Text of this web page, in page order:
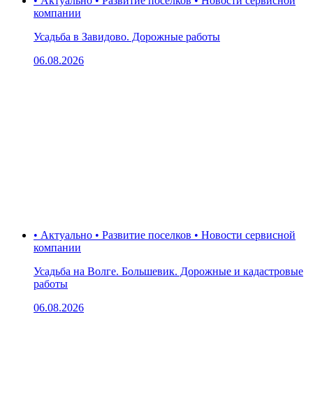
компании
Усадьба в Завидово. Дорожные работы
06.08.2026
• Актуально • Развитие поселков • Новости сервисной
компании
Усадьба на Волге. Большевик. Дорожные и кадастровые
работы
06.08.2026